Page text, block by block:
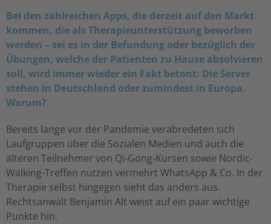
Bei den zahlreichen Apps, die derzeit auf den Markt
kommen, die als Therapieunterstützung beworben
werden – sei es in der Befundung oder bezüglich der
Übungen, welche der Patienten zu Hause absolvieren
soll, wird immer wieder ein Fakt betont: Die Server
stehen in Deutschland oder zumindest in Europa.
Warum?
Bereits lange vor der Pandemie verabredeten sich
Laufgruppen über die Sozialen Medien und auch die
älteren Teilnehmer von Qi-Gong-Kursen sowie Nordic-
Walking-Treffen nutzen vermehrt WhatsApp & Co. In der
Therapie selbst hingegen sieht das anders aus.
Rechtsanwalt Benjamin Alt weist auf ein paar wichtige
Punkte hin.